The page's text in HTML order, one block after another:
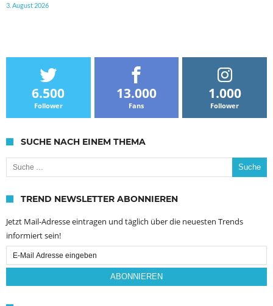
3. August 2026
6.500
Follower
13.000
Fans
1.000
Follower
SUCHE NACH EINEM THEMA
Suche nach:
TREND NEWSLETTER ABONNIEREN
Jetzt Mail-Adresse eintragen und täglich über die neuesten Trends
informiert sein!
Email
Subscription
ABONNIEREN